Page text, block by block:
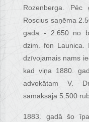
Rozenberga.
Roscius saņēma
gada - 2.650 no
dzim. fon Launica.
dzīvojamais nams
kad viņa 1880.
advokātam V.
samaksāja 5.500
1883. gadā šo